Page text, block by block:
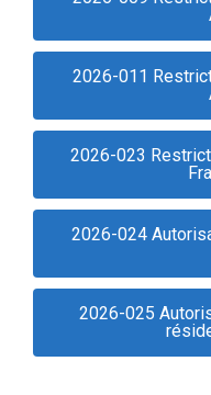
2026-011
2026-023
2026-024
2026-025